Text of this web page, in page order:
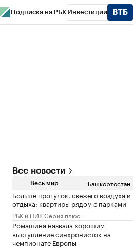
Подписка на РБК Инвестиции
Все новости
Весь мир Башкортостан
Больше прогулок, свежего воздуха и
отдыха: квартиры рядом с парками
РБК и ПИК Серия плюс
Ромашина назвала хорошим
выступление синхронисток на
чемпионате Европы